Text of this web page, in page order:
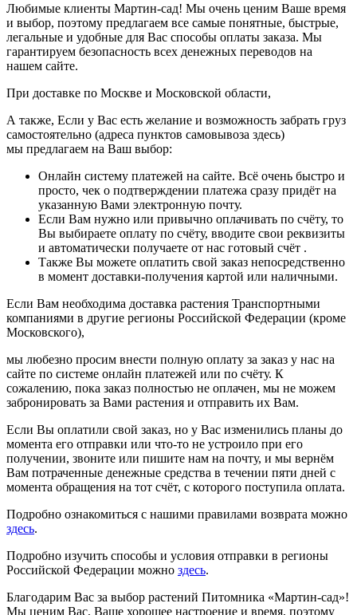
Любимые клиенты Мартин-сад! Мы очень ценим Ваше время
и выбор, поэтому предлагаем все самые понятные, быстрые,
легальные и удобные для Вас способы оплаты заказа. Мы
гарантируем безопасность всех денежных переводов на
нашем сайте.
При доставке по Москве и Московской области,
А также, Если у Вас есть желание и возможность забрать груз
самостоятельно (адреса пунктов самовывоза здесь)
мы предлагаем на Ваш выбор:
Онлайн систему платежей на сайте. Всё очень быстро и
просто, чек о подтверждении платежа сразу придёт на
указанную Вами электронную почту.
Если Вам нужно или привычно оплачивать по счёту, то
Вы выбираете оплату по счёту, вводите свои реквизиты
и автоматически получаете от нас готовый счёт .
Также Вы можете оплатить свой заказ непосредственно
в момент доставки-получения картой или наличными.
Если Вам необходима доставка растения Транспортными
компаниями в другие регионы Российской Федерации (кроме
Московского),
мы любезно просим внести полную оплату за заказ у нас на
сайте по системе онлайн платежей или по счёту. К
сожалению, пока заказ полностью не оплачен, мы не можем
забронировать за Вами растения и отправить их Вам.
Если Вы оплатили свой заказ, но у Вас изменились планы до
момента его отправки или что-то не устроило при его
получении, звоните или пишите нам на почту, и мы вернём
Вам потраченные денежные средства в течении пяти дней с
момента обращения на тот счёт, с которого поступила оплата.
Подробно ознакомиться с нашими правилами возврата можно
здесь.
Подробно изучить способы и условия отправки в регионы
Российской Федерации можно здесь.
Благодарим Вас за выбор растений Питомника «Мартин-сад»!
Мы ценим Вас, Ваше хорошее настроение и время, поэтому